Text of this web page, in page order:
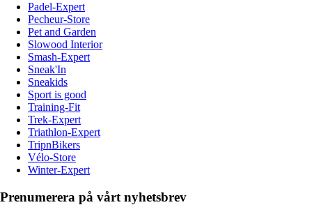
Padel-Expert
Pecheur-Store
Pet and Garden
Slowood Interior
Smash-Expert
Sneak'In
Sneakids
Sport is good
Training-Fit
Trek-Expert
Triathlon-Expert
TripnBikers
Vélo-Store
Winter-Expert
Prenumerera på vårt nyhetsbrev